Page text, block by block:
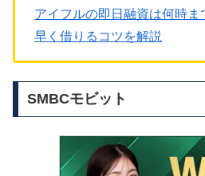
アイフルの即日融資は何時
早く借りるコツを解説
SMBCモビット